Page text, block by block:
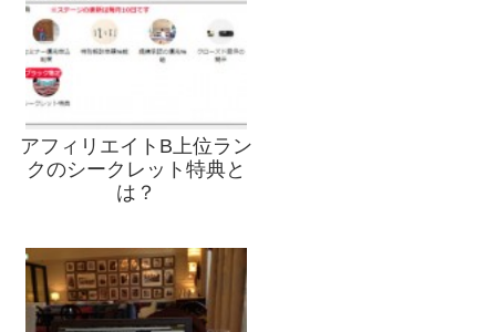
アフィリエイトB上位ラン
クのシークレット特典と
は？